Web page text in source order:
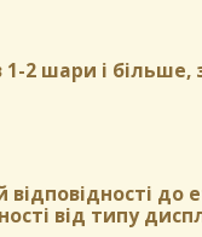
шари і більше,
до
від типу